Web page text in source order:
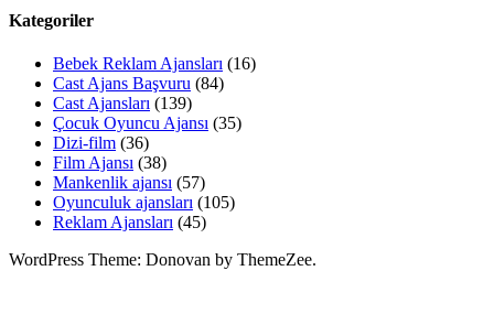
Kategoriler
Bebek Reklam Ajansları (16)
Cast Ajans Başvuru (84)
Cast Ajansları (139)
Çocuk Oyuncu Ajansı (35)
Dizi-film (36)
Film Ajansı (38)
Mankenlik ajansı (57)
Oyunculuk ajansları (105)
Reklam Ajansları (45)
WordPress Theme: Donovan by ThemeZee.